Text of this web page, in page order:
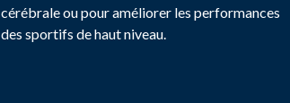
cérébrale ou pour améliorer les performances
des sportifs de haut niveau.